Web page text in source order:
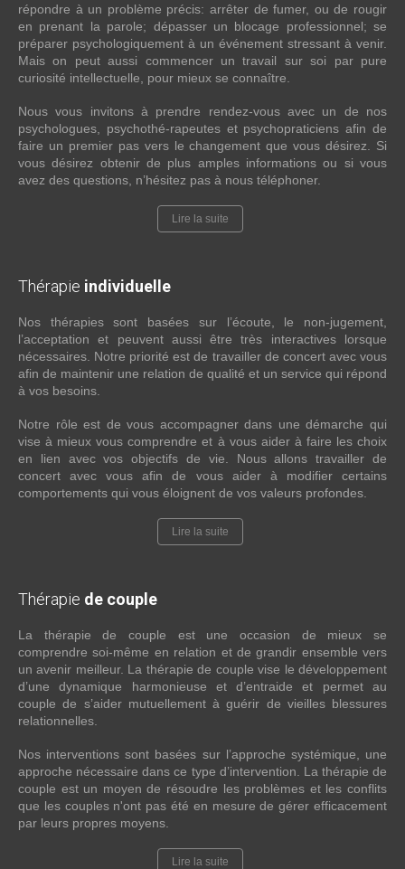
répondre à un problème précis: arrêter de fumer, ou de rougir
en prenant la parole; dépasser un blocage professionnel; se
préparer psychologiquement à un événement stressant à venir.
Mais on peut aussi commencer un travail sur soi par pure
curiosité intellectuelle, pour mieux se connaître.
Nous vous invitons à prendre rendez-vous avec un de nos
psychologues, psychothé-rapeutes et psychopraticiens afin de
faire un premier pas vers le changement que vous désirez. Si
vous désirez obtenir de plus amples informations ou si vous
avez des questions, n’hésitez pas à nous téléphoner.
Lire la suite
Thérapie individuelle
Nos thérapies sont basées sur l’écoute, le non-jugement,
l’acceptation et peuvent aussi être très interactives lorsque
nécessaires. Notre priorité est de travailler de concert avec vous
afin de maintenir une relation de qualité et un service qui répond
à vos besoins.
Notre rôle est de vous accompagner dans une démarche qui
vise à mieux vous comprendre et à vous aider à faire les choix
en lien avec vos objectifs de vie. Nous allons travailler de
concert avec vous afin de vous aider à modifier certains
comportements qui vous éloignent de vos valeurs profondes.
Lire la suite
Thérapie de couple
La thérapie de couple est une occasion de mieux se
comprendre soi-même en relation et de grandir ensemble vers
un avenir meilleur. La thérapie de couple vise le développement
d’une dynamique harmonieuse et d’entraide et permet au
couple de s’aider mutuellement à guérir de vieilles blessures
relationnelles.
Nos interventions sont basées sur l’approche systémique, une
approche nécessaire dans ce type d’intervention. La thérapie de
couple est un moyen de résoudre les problèmes et les conflits
que les couples n'ont pas été en mesure de gérer efficacement
par leurs propres moyens.
Lire la suite